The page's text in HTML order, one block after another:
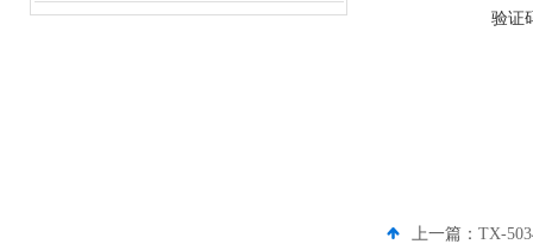
验证
上一篇： TX-